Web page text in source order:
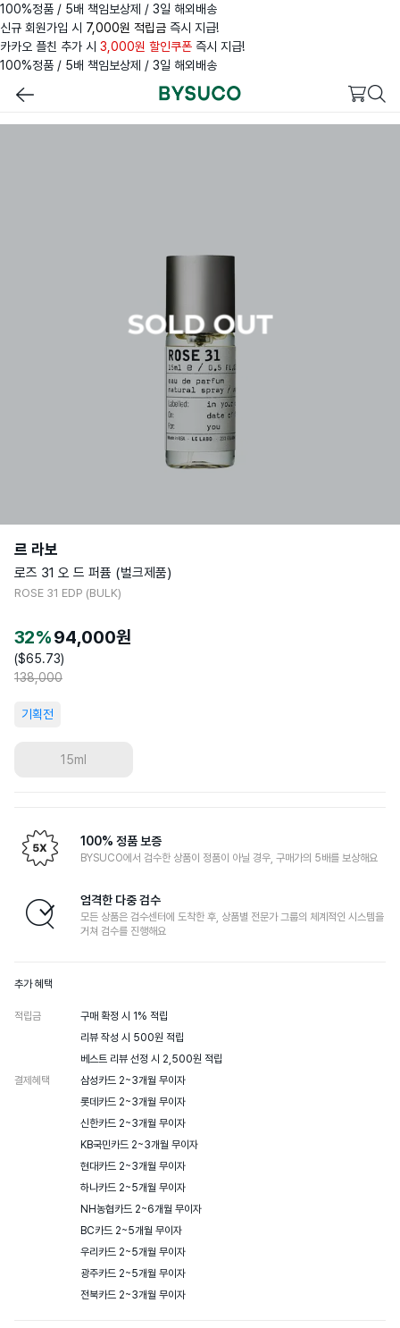
100%정품 / 5배 책임보상제 / 3일 해외배송
신규 회원가입 시 7,000원 적립금 즉시 지급!
카카오 플친 추가 시 3,000원 할인쿠폰 즉시 지급!
100%정품 / 5배 책임보상제 / 3일 해외배송
르 라보
로즈 31 오 드 퍼퓸 (벌크제품)
ROSE 31 EDP (BULK)
32%94,000원
($65.73)
138,000
기획전
15ml
100% 정품 보증
BYSUCO에서 검수한 상품이 정품이 아닐 경우, 구매가의 5배를 보상해요
엄격한 다중 검수
모든 상품은 검수센터에 도착한 후, 상품별 전문가 그룹의 체계적인 시스템을
거쳐 검수를 진행해요
추가 혜택
적립금
구매 확정 시 1% 적립
리뷰 작성 시 500원 적립
베스트 리뷰 선정 시 2,500원 적립
결제혜택
삼성카드 2~3개월 무이자
롯데카드 2~3개월 무이자
신한카드 2~3개월 무이자
KB국민카드 2~3개월 무이자
현대카드 2~3개월 무이자
하나카드 2~5개월 무이자
NH농협카드 2~6개월 무이자
BC카드 2~5개월 무이자
우리카드 2~5개월 무이자
광주카드 2~5개월 무이자
전북카드 2~3개월 무이자